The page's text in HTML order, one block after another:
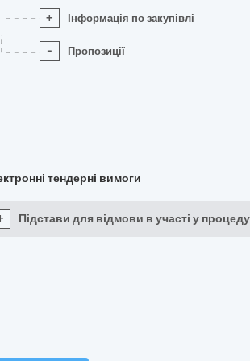
+ Інформація по закупівлі
- Пропозиції
тендерні вимоги
Підстави для відмови в участі у